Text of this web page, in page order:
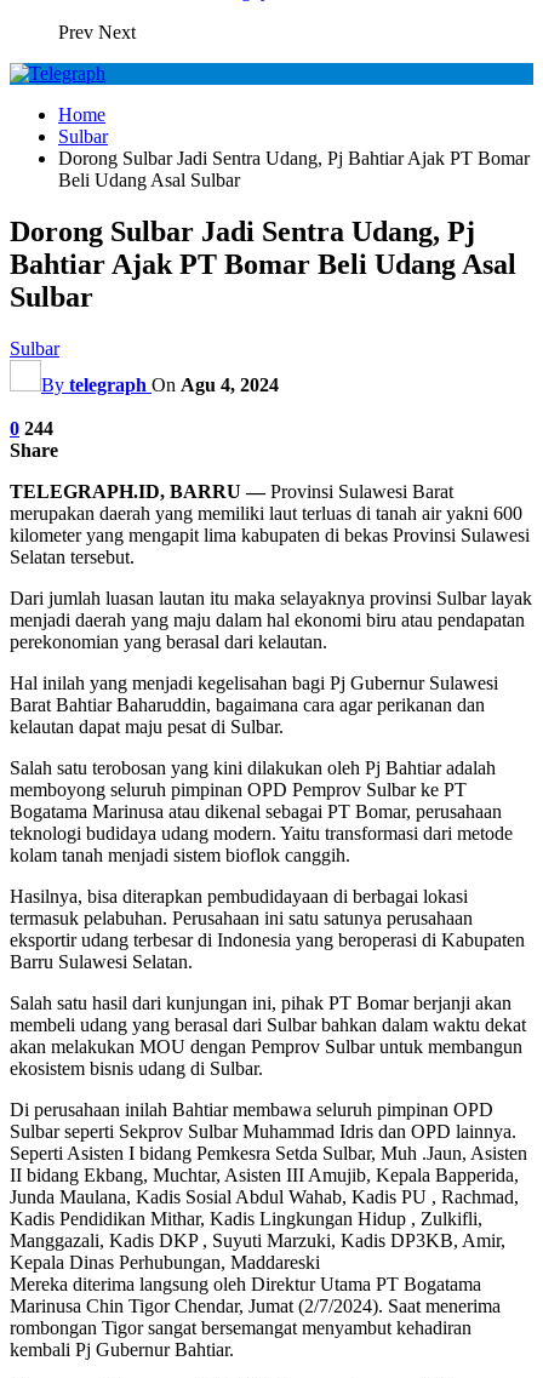
Prev Next
Home
Sulbar
Dorong Sulbar Jadi Sentra Udang, Pj Bahtiar Ajak PT Bomar
Beli Udang Asal Sulbar
Dorong Sulbar Jadi Sentra Udang, Pj
Bahtiar Ajak PT Bomar Beli Udang Asal
Sulbar
Sulbar
By telegraph On Agu 4, 2024
0 244
Share
TELEGRAPH.ID, BARRU —Provinsi Sulawesi Barat
merupakan daerah yang memiliki laut terluas di tanah air yakni 600
kilometer yang mengapit lima kabupaten di bekas Provinsi Sulawesi
Selatan tersebut.
Dari jumlah luasan lautan itu maka selayaknya provinsi Sulbar layak
menjadi daerah yang maju dalam hal ekonomi biru atau pendapatan
perekonomian yang berasal dari kelautan.
Hal inilah yang menjadi kegelisahan bagi Pj Gubernur Sulawesi
Barat Bahtiar Baharuddin, bagaimana cara agar perikanan dan
kelautan dapat maju pesat di Sulbar.
Salah satu terobosan yang kini dilakukan oleh Pj Bahtiar adalah
memboyong seluruh pimpinan OPD Pemprov Sulbar ke PT
Bogatama Marinusa atau dikenal sebagai PT Bomar, perusahaan
teknologi budidaya udang modern. Yaitu transformasi dari metode
kolam tanah menjadi sistem bioflok canggih.
Hasilnya, bisa diterapkan pembudidayaan di berbagai lokasi
termasuk pelabuhan. Perusahaan ini satu satunya perusahaan
eksportir udang terbesar di Indonesia yang beroperasi di Kabupaten
Barru Sulawesi Selatan.
Salah satu hasil dari kunjungan ini, pihak PT Bomar berjanji akan
membeli udang yang berasal dari Sulbar bahkan dalam waktu dekat
akan melakukan MOU dengan Pemprov Sulbar untuk membangun
ekosistem bisnis udang di Sulbar.
Di perusahaan inilah Bahtiar membawa seluruh pimpinan OPD
Sulbar seperti Sekprov Sulbar Muhammad Idris dan OPD lainnya.
Seperti Asisten I bidang Pemkesra Setda Sulbar, Muh .Jaun, Asisten
II bidang Ekbang, Muchtar, Asisten III Amujib, Kepala Bapperida,
Junda Maulana, Kadis Sosial Abdul Wahab, Kadis PU , Rachmad,
Kadis Pendidikan Mithar, Kadis Lingkungan Hidup , Zulkifli,
Manggazali, Kadis DKP , Suyuti Marzuki, Kadis DP3KB, Amir,
Kepala Dinas Perhubungan, Maddareski
Mereka diterima langsung oleh Direktur Utama PT Bogatama
Marinusa Chin Tigor Chendar, Jumat (2/7/2024). Saat menerima
rombongan Tigor sangat bersemangat menyambut kehadiran
kembali Pj Gubernur Bahtiar.